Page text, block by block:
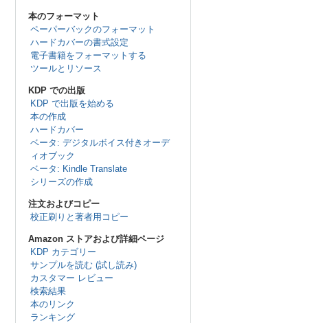
本のフォーマット
ペーパーバックのフォーマット
ハードカバーの書式設定
電子書籍をフォーマットする
ツールとリソース
KDP での出版
KDP で出版を始める
本の作成
ハードカバー
ベータ: デジタルボイス付きオーデ
ィオブック
ベータ: Kindle Translate
シリーズの作成
注文およびコピー
校正刷りと著者用コピー
Amazon ストアおよび詳細ページ
KDP カテゴリー
サンプルを読む (試し読み)
カスタマー レビュー
検索結果
本のリンク
ランキング